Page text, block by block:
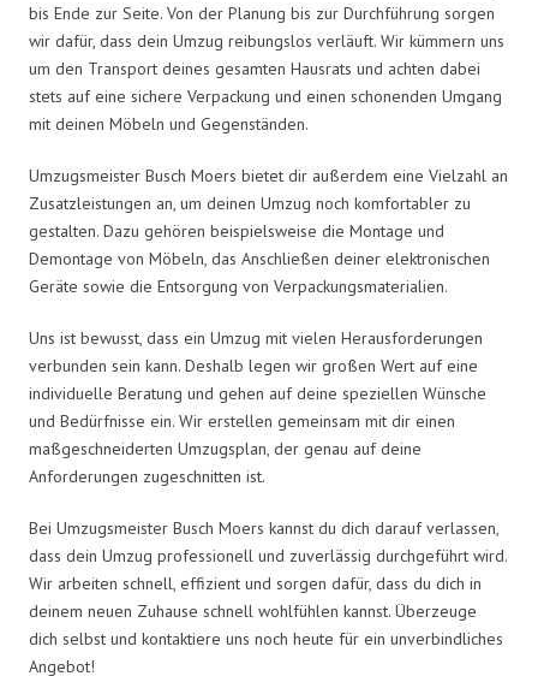
bis Ende zur Seite. Von der Planung bis zur Durchführung sorgen
wir dafür, dass dein Umzug reibungslos verläuft. Wir kümmern uns
um den Transport deines gesamten Hausrats und achten dabei
stets auf eine sichere Verpackung und einen schonenden Umgang
mit deinen Möbeln und Gegenständen.
Umzugsmeister Busch Moers bietet dir außerdem eine Vielzahl an
Zusatzleistungen an, um deinen Umzug noch komfortabler zu
gestalten. Dazu gehören beispielsweise die Montage und
Demontage von Möbeln, das Anschließen deiner elektronischen
Geräte sowie die Entsorgung von Verpackungsmaterialien.
Uns ist bewusst, dass ein Umzug mit vielen Herausforderungen
verbunden sein kann. Deshalb legen wir großen Wert auf eine
individuelle Beratung und gehen auf deine speziellen Wünsche
und Bedürfnisse ein. Wir erstellen gemeinsam mit dir einen
maßgeschneiderten Umzugsplan, der genau auf deine
Anforderungen zugeschnitten ist.
Bei Umzugsmeister Busch Moers kannst du dich darauf verlassen,
dass dein Umzug professionell und zuverlässig durchgeführt wird.
Wir arbeiten schnell, effizient und sorgen dafür, dass du dich in
deinem neuen Zuhause schnell wohlfühlen kannst. Überzeuge
dich selbst und kontaktiere uns noch heute für ein unverbindliches
Angebot!